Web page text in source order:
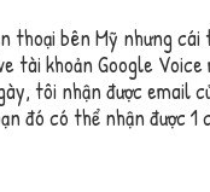
thoại bên Mỹ nhưng
tài khoản Google
tôi nhận được email
đó có thể nhận được